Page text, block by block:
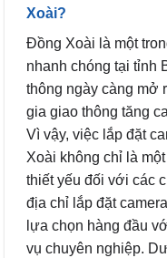
Xoài?
Đồng Xoài là một
nhanh chóng tại tỉnh
thông ngày càng mở
gia giao thông tăng
Vì vậy, việc lắp đặt
Xoài không chỉ là
thiết yếu đối với các
địa chỉ lắp đặt
lựa chọn hàng đầu
vụ chuyên nghiệp.